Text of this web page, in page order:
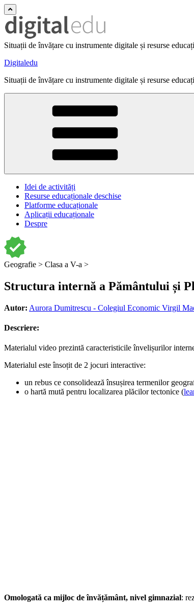
Situații de învățare cu instrumente digitale și resurse
Digitaledu
Situații de învățare cu instrumente digitale și resurse
Idei de activități
Resurse educaționale deschise
Platforme educaționale
Aplicații educaționale
Despre
Geografie > Clasa a V-a >
Structura internă a Pământului și
Autor: Aurora Dumitrescu - Colegiul Economic Virgil
Descriere:
Materialul video prezintă caracteristicile învelișurilor
Materialul este însoțit de 2 jocuri interactive:
un rebus ce consolidează însușirea termenilor
o hartă mută pentru localizarea plăcilor tectonice (
Omologată ca mijloc de învățământ, nivel gimnazial: